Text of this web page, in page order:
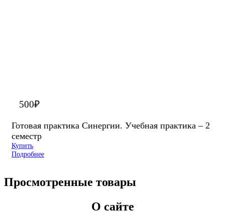
500₽
Готовая практика Синергии. Учебная практика – 2
семестр
Купить
Подробнее
Просмотренные товары
О сайте